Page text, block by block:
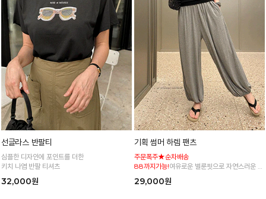
선글라스 반팔티
심플한 디자인에 포인트를 더한
키치 나염 반팔 티셔츠
32,000원
기획 썸머 하렘 팬츠
주문폭주★순차배송
88까지가능!여유로운 벌룬핏으로 자연스러운 체
형 커버 허리 전체 밴딩으로 편안한 착용감
29,000원